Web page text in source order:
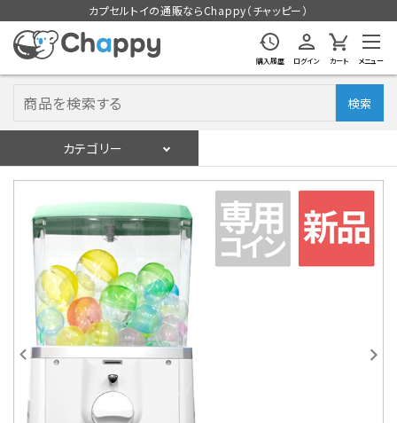
カプセルトイの通販ならChappy（チャッピー）
購入履歴 ログイン カート メニュー
検索
カテゴリー
会員登録
入荷スケジュールをチェック
カプセルトイマシン本体
カプセルトイ
販促用空カプセル